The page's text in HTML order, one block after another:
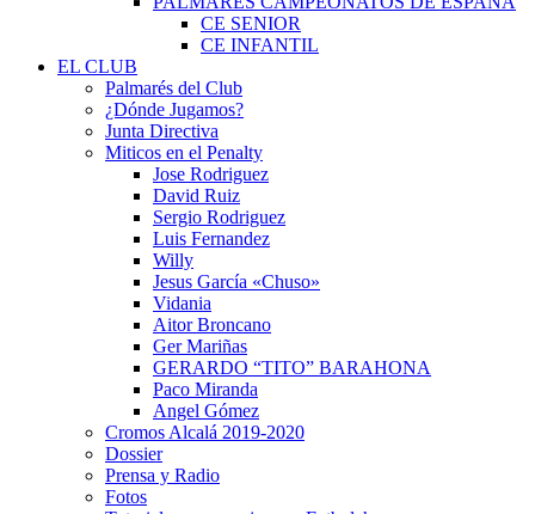
CE SENIOR
CE INFANTIL
EL CLUB
Palmarés del Club
¿Dónde Jugamos?
Junta Directiva
Miticos en el Penalty
Jose Rodriguez
David Ruiz
Sergio Rodriguez
Luis Fernandez
Willy
Jesus García «Chuso»
Vidania
Aitor Broncano
Ger Mariñas
GERARDO “TITO” BARAHONA
Paco Miranda
Angel Gómez
Cromos Alcalá 2019-2020
Dossier
Prensa y Radio
Fotos